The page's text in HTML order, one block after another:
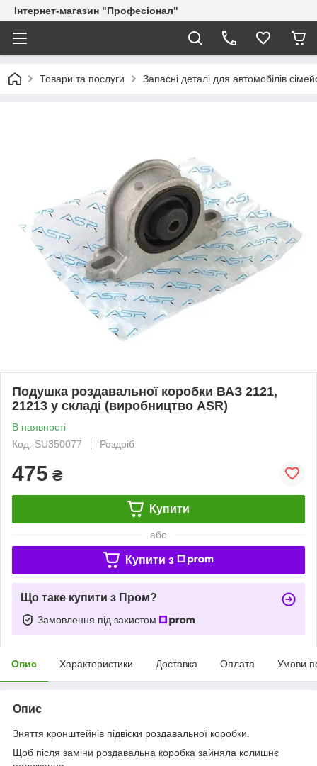
Інтернет-магазин "Професіонал"
Товари та послуги Запасні деталі для автомобілів
Подушка роздавальної коробки ВАЗ 2121,
21213 у складі (виробництво ASR)
В наявності
Код: SU350077
Роздріб
475 ₴
Купити
або
Купити з
Що таке купити з Пром?
Замовлення під захистом
Опис Характеристики Доставка Оплата Умови
Опис
Зняття кронштейнів підвіски роздавальної коробки.
Щоб після заміни роздавальна коробка зайняла колишнє